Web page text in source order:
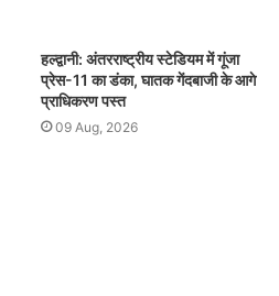
हल्द्वानी: अंतरराष्ट्रीय स्टेडियम में गूंजा
प्रेस-11 का डंका, घातक गेंदबाजी के आगे
प्राधिकरण पस्त
09 Aug, 2026